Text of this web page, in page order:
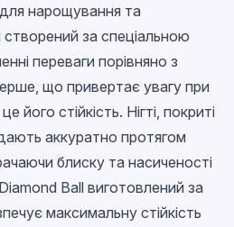
нарощування та
створений за спеціальною
переваги порівняно з
що привертає увагу при
його стійкість. Нігті, покриті
аккуратно протягом
блиску та насиченості
Ball виготовлений за
максимальну стійкість